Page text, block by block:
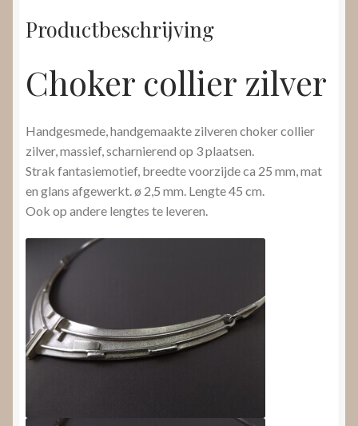
Productbeschrijving
Choker collier zilver
Handgesmede, handgemaakte zilveren choker collier
zilver, massief, scharnierend op 3 plaatsen.
Strak fantasiemotief, breedte voorzijde ca 25 mm, mat
en glans afgewerkt. ø 2,5 mm. Lengte 45 cm.
Ook op andere lengtes te leveren.